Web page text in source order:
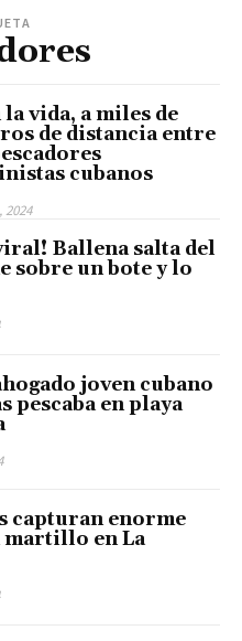
vida, a miles de
de distancia entre
cubanos
2024
Ballena salta del
sobre un bote y lo
joven cubano
pescaba en playa
capturan enorme
en La